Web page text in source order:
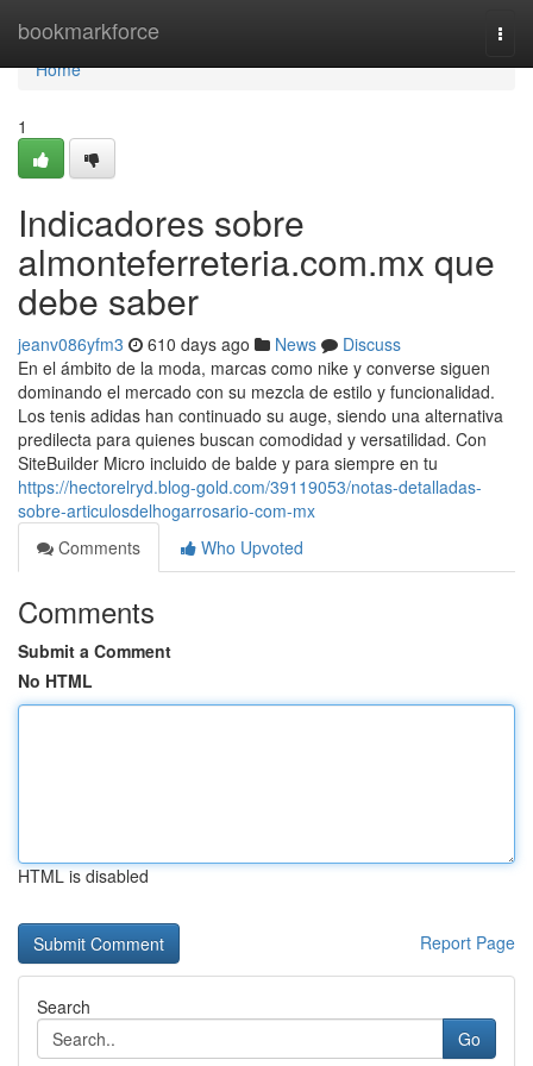
bookmarkforce
Home
Home
1
Indicadores sobre
almonteferreteria.com.mx que
debe saber
jeanv086yfm3 610 days ago News
Discuss
En el ámbito de la moda, marcas como nike y converse siguen
dominando el mercado con su mezcla de estilo y funcionalidad.
Los tenis adidas han continuado su auge, siendo una alternativa
predilecta para quienes buscan comodidad y versatilidad. Con
SiteBuilder Micro incluido de balde y para siempre en tu
https://hectorelryd.blog-gold.com/39119053/notas-detalladas-
sobre-articulosdelhogarrosario-com-mx
Comments
Who Upvoted
Comments
Submit a Comment
No HTML
HTML is disabled
Report Page
Search
Go